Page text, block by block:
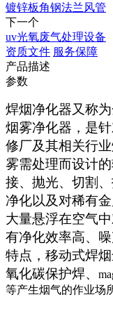
镀锌板角钢法兰风管
下一个
uv光氧废气处理设备
资质文件 服务保障
产品描述
参数
焊烟净化器又称
烟雾净化器，是
修厂及其相关行
雾需处理而设计
接、抛光、切割
净化以及对稀有
大量悬浮在空气
有净化效率高、
特点，移动式焊
氧化碳保护焊、
等产生烟气的作业场